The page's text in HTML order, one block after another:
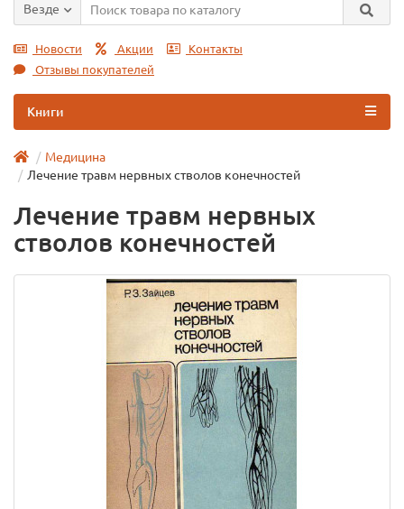
Везде
Новости Акции
Контакты
Отзывы покупателей
Книги
Медицина
Лечение травм нервных стволов конечностей
Лечение травм нервных
стволов конечностей